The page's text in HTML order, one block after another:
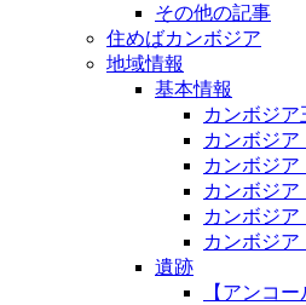
その他の記事
住めばカンボジア
地域情報
基本情報
カンボジ
カンボジ
カンボジ
カンボジ
カンボジ
カンボジ
遺跡
【アンコ